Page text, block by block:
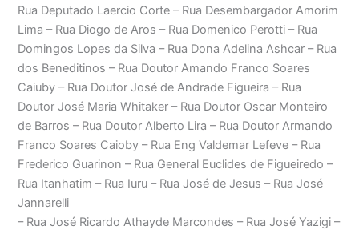
Rua Deputado Laercio Corte – Rua Desembargador Amorim
Lima – Rua Diogo de Aros – Rua Domenico Perotti – Rua
Domingos Lopes da Silva – Rua Dona Adelina Ashcar – Rua
dos Beneditinos – Rua Doutor Amando Franco Soares
Caiuby – Rua Doutor José de Andrade Figueira – Rua
Doutor José Maria Whitaker – Rua Doutor Oscar Monteiro
de Barros – Rua Doutor Alberto Lira – Rua Doutor Armando
Franco Soares Caioby – Rua Eng Valdemar Lefeve – Rua
Frederico Guarinon – Rua General Euclides de Figueiredo –
Rua Itanhatim – Rua Iuru – Rua José de Jesus – Rua José
Jannarelli
– Rua José Ricardo Athayde Marcondes – Rua José Yazigi –